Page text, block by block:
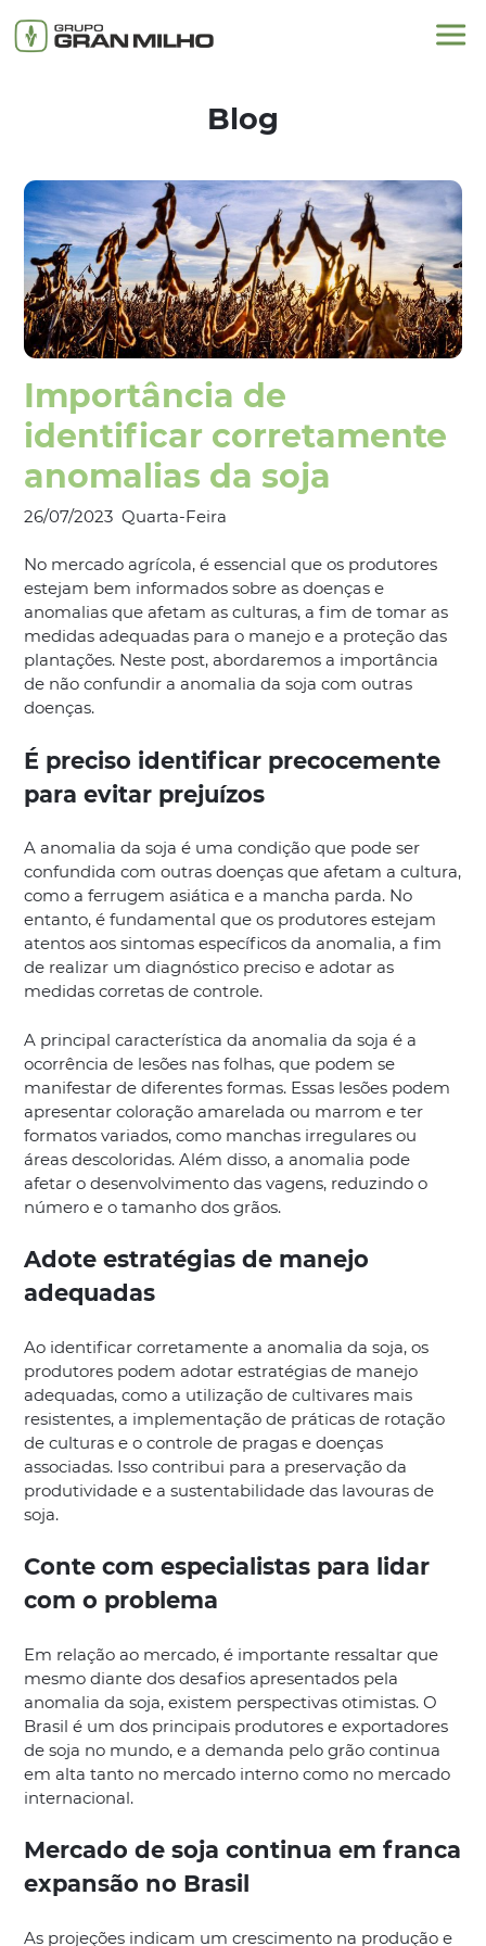
Blog
Importância de
identificar corretamente
anomalias da soja
26/07/2023 Quarta-Feira
No mercado agrícola, é essencial que os produtores
estejam bem informados sobre as doenças e
anomalias que afetam as culturas, a fim de tomar as
medidas adequadas para o manejo e a proteção das
plantações. Neste post, abordaremos a importância
de não confundir a anomalia da soja com outras
doenças.
É preciso identificar precocemente
para evitar prejuízos
A anomalia da soja é uma condição que pode ser
confundida com outras doenças que afetam a cultura,
como a ferrugem asiática e a mancha parda. No
entanto, é fundamental que os produtores estejam
atentos aos sintomas específicos da anomalia, a fim
de realizar um diagnóstico preciso e adotar as
medidas corretas de controle.
A principal característica da anomalia da soja é a
ocorrência de lesões nas folhas, que podem se
manifestar de diferentes formas. Essas lesões podem
apresentar coloração amarelada ou marrom e ter
formatos variados, como manchas irregulares ou
áreas descoloridas. Além disso, a anomalia pode
afetar o desenvolvimento das vagens, reduzindo o
número e o tamanho dos grãos.
Adote estratégias de manejo
adequadas
Ao identificar corretamente a anomalia da soja, os
produtores podem adotar estratégias de manejo
adequadas, como a utilização de cultivares mais
resistentes, a implementação de práticas de rotação
de culturas e o controle de pragas e doenças
associadas. Isso contribui para a preservação da
produtividade e a sustentabilidade das lavouras de
soja.
Conte com especialistas para lidar
com o problema
Em relação ao mercado, é importante ressaltar que
mesmo diante dos desafios apresentados pela
anomalia da soja, existem perspectivas otimistas. O
Brasil é um dos principais produtores e exportadores
de soja no mundo, e a demanda pelo grão continua
em alta tanto no mercado interno como no mercado
internacional.
Mercado de soja continua em franca
expansão no Brasil
As projeções indicam um crescimento na produção e